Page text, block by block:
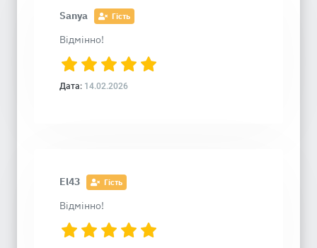
Sanya Гість
Відмінно!
Дата: 14.02.2026
El43 Гість
Відмінно!